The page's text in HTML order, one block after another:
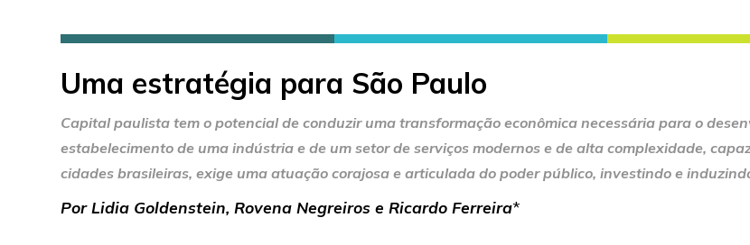
Uma estratégia para São Paulo
Capital paulista tem o potencial de conduzir uma transformação econômica necessária para o
estabelecimento de uma indústria e de um setor de serviços modernos e de alta complexidade,
cidades brasileiras, exige uma atuação corajosa e articulada do poder público, investindo e
Por Lidia Goldenstein, Rovena Negreiros e Ricardo Ferreira*